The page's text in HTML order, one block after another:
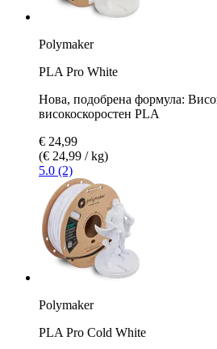
Polymaker
PLA Pro White
Нова, подобрена формула:
високоскоростен PLA
€ 24,99
(€ 24,99 / kg)
5.0 (2)
Polymaker
PLA Pro Cold White